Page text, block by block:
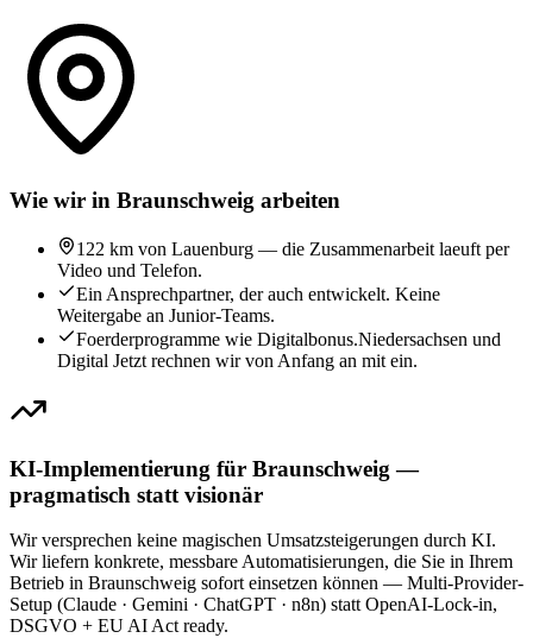
Wie wir in Braunschweig arbeiten
122 km von Lauenburg — die Zusammenarbeit laeuft per
Video und Telefon.
Ein Ansprechpartner, der auch entwickelt. Keine
Weitergabe an Junior-Teams.
Foerderprogramme wie Digitalbonus.Niedersachsen und
Digital Jetzt rechnen wir von Anfang an mit ein.
KI-Implementierung für Braunschweig —
pragmatisch statt visionär
Wir versprechen keine magischen Umsatzsteigerungen durch KI.
Wir liefern konkrete, messbare Automatisierungen, die Sie in Ihrem
Betrieb in Braunschweig sofort einsetzen können — Multi-Provider-
Setup (Claude · Gemini · ChatGPT · n8n) statt OpenAI-Lock-in,
DSGVO + EU AI Act ready.